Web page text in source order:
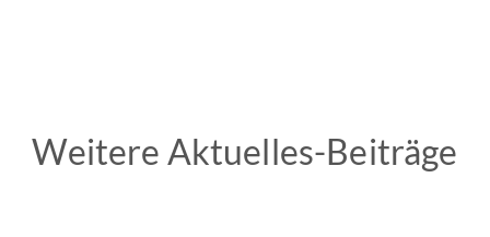
Weitere Aktuelles-Beiträge